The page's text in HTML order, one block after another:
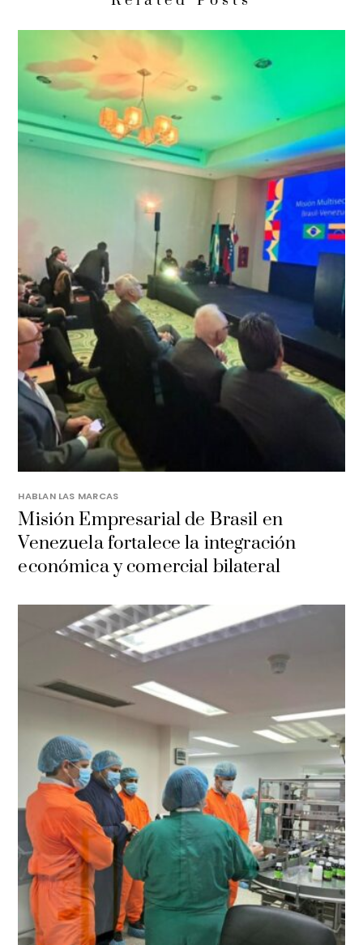
HABLAN LAS MARCAS
Misión Empresarial de Brasil en
Venezuela fortalece la integración
económica y comercial bilateral